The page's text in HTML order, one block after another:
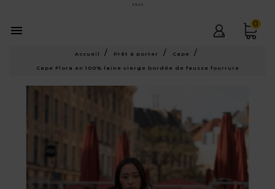
 0
Accueil Prêt à porter Cape
Cape Flora en 100% laine vierge bordée de fausse fourrure